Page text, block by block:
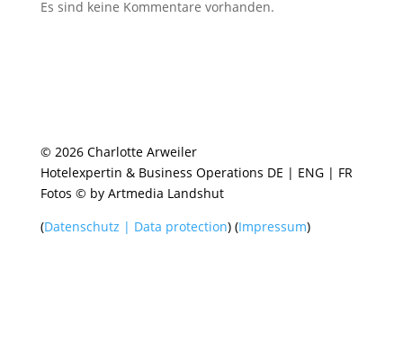
Es sind keine Kommentare vorhanden.
© 2026 Charlotte Arweiler
Hotelexpertin & Business Operations DE | ENG | FR
Fotos © by Artmedia Landshut
(Datenschutz | Data protection) (Impressum)